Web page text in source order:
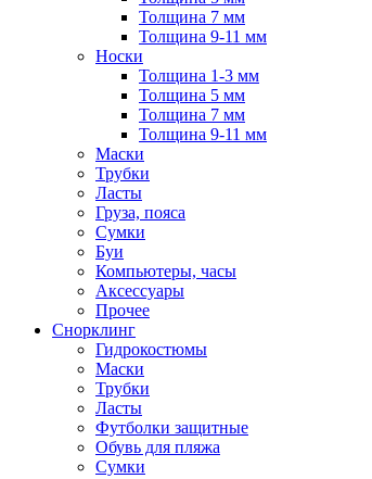
Толщина 7 мм
Толщина 9-11 мм
Носки
Толщина 1-3 мм
Толщина 5 мм
Толщина 7 мм
Толщина 9-11 мм
Маски
Трубки
Ласты
Груза, пояса
Сумки
Буи
Компьютеры, часы
Аксессуары
Прочее
Снорклинг
Гидрокостюмы
Маски
Трубки
Ласты
Футболки защитные
Обувь для пляжа
Сумки